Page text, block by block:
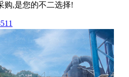
购,是您的不二选择!